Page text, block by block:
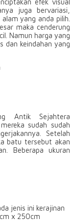
juga bervariasi,
yang anda pilih.
maka cenderung
Namun harga yang
dan keindahan yang
Antik Sejahtera
sudah sudah
Setelah
batu tersebut akan
Beberapa ukuran
jenis ini kerajinan
x 250cm